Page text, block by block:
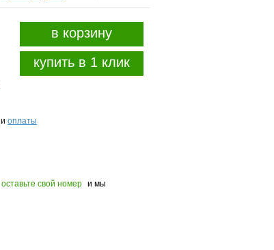
в корзину
купить в 1 клик
и оплаты
оставьте свой номер и мы